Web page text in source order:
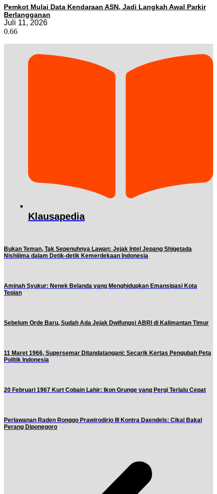
Pemkot Mulai Data Kendaraan ASN, Jadi Langkah Awal Parkir
Berlangganan
Juli 11, 2026
Klausapedia
Bukan Teman, Tak Sepenuhnya Lawan: Jejak Intel Jepang Shigetada
Nishijima dalam Detik-detik Kemerdekaan Indonesia
Aminah Syukur: Nenek Belanda yang Menghidupkan Emansipasi Kota
Tepian
Sebelum Orde Baru, Sudah Ada Jejak Dwifungsi ABRI di Kalimantan Timur
11 Maret 1966, Supersemar Ditandatangani: Secarik Kertas Pengubah Peta
Politik Indonesia
20 Februari 1967 Kurt Cobain Lahir: Ikon Grunge yang Pergi Terlalu Cepat
Perlawanan Raden Ronggo Prawirodirjo III Kontra Daendels: Cikal Bakal
Perang Diponegoro